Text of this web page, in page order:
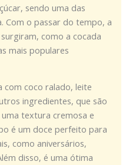
sendo uma das
Com o passar do tempo, a
como a cocada
mais populares
com coco ralado, leite
ingredientes, que são
textura cremosa e
é um doce perfeito para
como aniversários,
disso, é uma ótima